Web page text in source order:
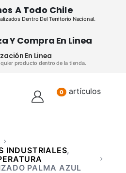
A Todo Chile
Dentro Del Territorio Nacional.
Y Compra En Linea
En Linea
producto dentro de la tienda.
0 artículos
INDUSTRIALES,
PALMA AZUL